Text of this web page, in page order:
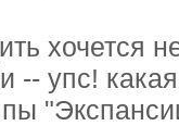
хочется
-- упс!